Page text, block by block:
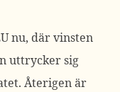
nu, där vinsten
uttrycker sig
Återigen är